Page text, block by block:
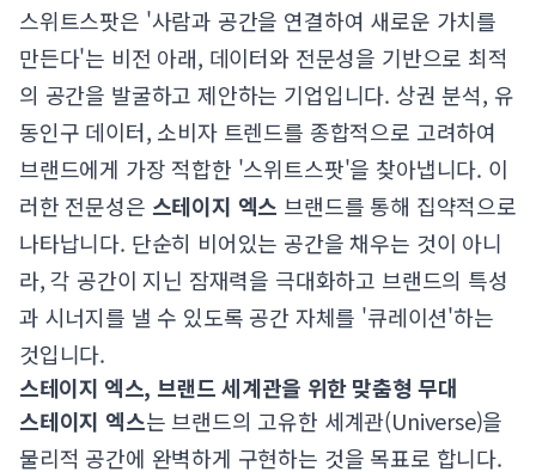
스위트스팟은 '사람과 공간을 연결하여 새로운 가치를
만든다'는 비전 아래, 데이터와 전문성을 기반으로 최적
의 공간을 발굴하고 제안하는 기업입니다. 상권 분석, 유
동인구 데이터, 소비자 트렌드를 종합적으로 고려하여
브랜드에게 가장 적합한 '스위트스팟'을 찾아냅니다. 이
러한 전문성은 스테이지 엑스 브랜드를 통해 집약적으로
나타납니다. 단순히 비어있는 공간을 채우는 것이 아니
라, 각 공간이 지닌 잠재력을 극대화하고 브랜드의 특성
과 시너지를 낼 수 있도록 공간 자체를 '큐레이션'하는
것입니다.
스테이지 엑스, 브랜드 세계관을 위한 맞춤형 무대
스테이지 엑스는 브랜드의 고유한 세계관(Universe)을
물리적 공간에 완벽하게 구현하는 것을 목표로 합니다.